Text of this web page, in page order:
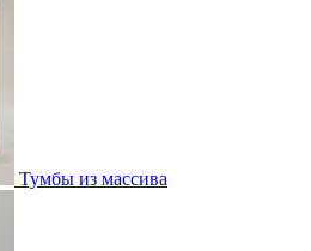
Тумбы из массива